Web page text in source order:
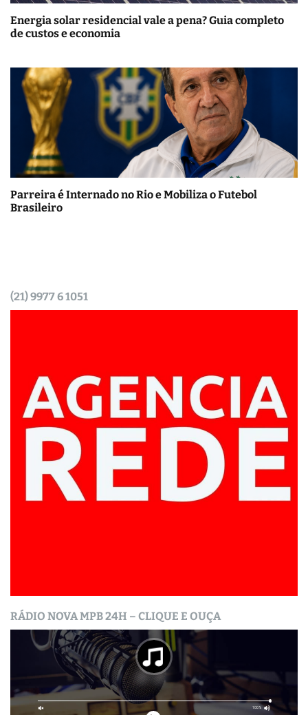
Energia solar residencial vale a pena? Guia completo
de custos e economia
Parreira é Internado no Rio e Mobiliza o Futebol
Brasileiro
(21) 9977 6 1051
RÁDIO NOVA MPB 24H – CLIQUE E OUÇA